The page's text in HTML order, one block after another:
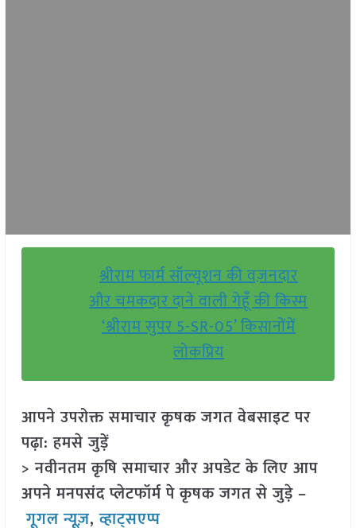
श्रीराम फार्म सॉल्यूशन की वज़नदार
और चमकदार दाने वाली गेहूँ की किस्म
‘श्रीराम सुपर 5-SR-05’ किसानोंमें
लोकप्रिय
आपने उपरोक्त समाचार कृषक जगत वेबसाइट पर
पढ़ा: हमसे जुड़ें
> नवीनतम कृषि समाचार और अपडेट के लिए आप
अपने मनपसंद प्लेटफॉर्म पे कृषक जगत से जुड़े –
गूगल न्यूज़,व्हाट्सएप्प